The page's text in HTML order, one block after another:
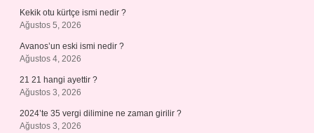
Kekik otu kürtçe ismi nedir ?
Ağustos 5, 2026
Avanos’un eski ismi nedir ?
Ağustos 4, 2026
21 21 hangi ayettir ?
Ağustos 3, 2026
2024’te 35 vergi dilimine ne zaman girilir ?
Ağustos 3, 2026